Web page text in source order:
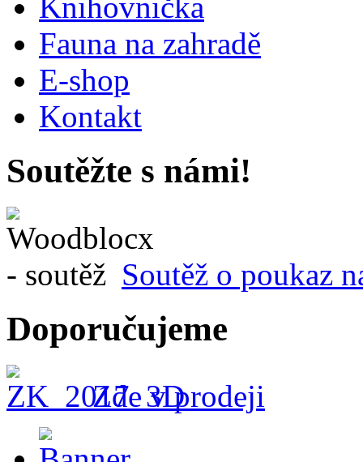
Knihovnička
Fauna na zahradě
E-shop
Kontakt
Soutěžte s námi!
Soutěž o poukaz
Doporučujeme
Zde v prodeji